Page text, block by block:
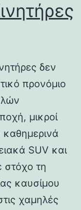
δεν
προνόμιο
μικροί
καθημερινά
SUV και
στόχο τη
καυσίμου
χαμηλές